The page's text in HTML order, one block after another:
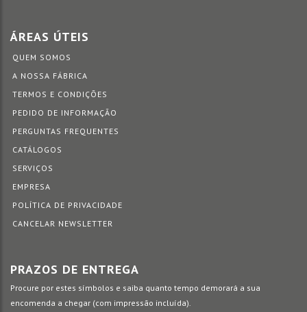
ÁREAS ÚTEIS
QUEM SOMOS
A NOSSA FÁBRICA
TERMOS E CONDIÇÕES
PEDIDO DE INFORMAÇÃO
PERGUNTAS FREQUENTES
CATÁLOGOS
SERVIÇOS
EMPRESA
POLÍTICA DE PRIVACIDADE
CANCELAR NEWSLETTER
PRAZOS DE ENTREGA
Procure por estes símbolos e saiba quanto tempo demorará a sua
encomenda a chegar (com impressão incluída).